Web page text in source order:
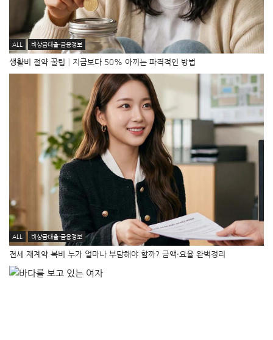
ALL 비상금대출·금융정보
생활비 절약 꿀팁│지금보다 50% 아끼는 파격적인 방법
ALL 비상금대출·금융정보
전세 재계약 복비 누가 얼마나 부담해야 할까? 금액·요율 완벽정리